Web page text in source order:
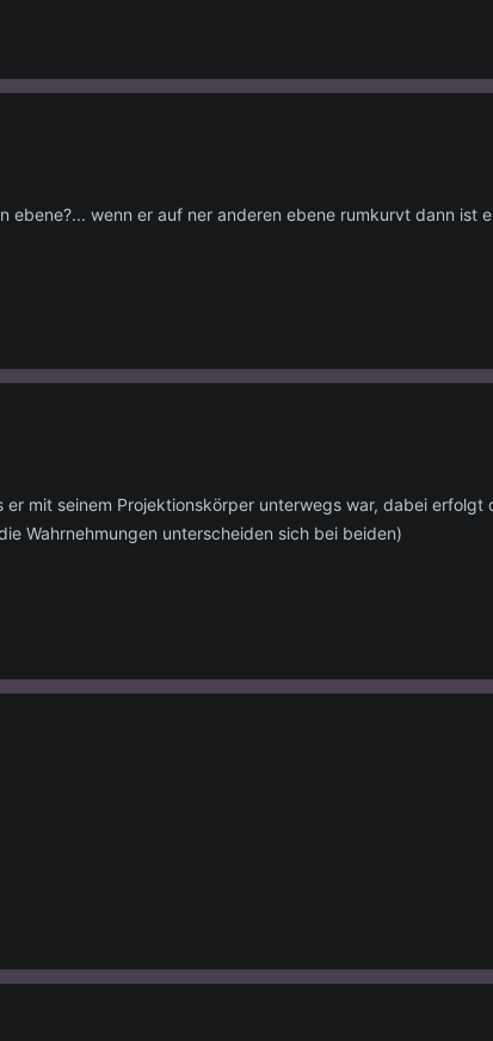
ebene?... wenn er auf ner anderen ebene rumkurvt dann ist
er mit seinem Projektionskörper unterwegs war, dabei
Wahrnehmungen unterscheiden sich bei beiden)